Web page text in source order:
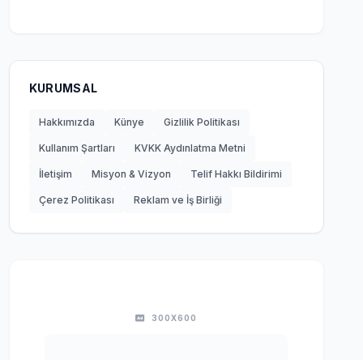
KURUMSAL
Hakkımızda Künye Gizlilik Politikası
Kullanım Şartları KVKK Aydınlatma Metni
İletişim Misyon & Vizyon Telif Hakkı Bildirimi
Çerez Politikası Reklam ve İş Birliği
300X600